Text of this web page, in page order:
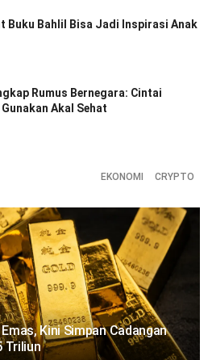
Buku Bahlil Bisa Jadi Inspirasi Anak
Rumus Bernegara: Cintai
Akal Sehat
EKONOMI CRYPTO
Kini Simpan Cadangan
Triliun